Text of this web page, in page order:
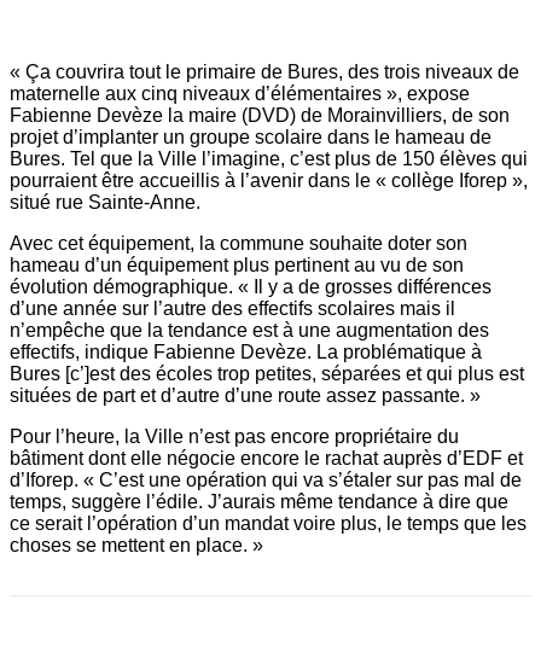
« Ça couvrira tout le primaire de Bures, des trois niveaux de
maternelle aux cinq niveaux d’élémentaires », expose
Fabienne Devèze la maire (DVD) de Morainvilliers, de son
projet d’implanter un groupe scolaire dans le hameau de
Bures. Tel que la Ville l’imagine, c’est plus de 150 élèves qui
pourraient être accueillis à l’avenir dans le « collège Iforep »,
situé rue Sainte-Anne.
Avec cet équipement, la commune souhaite doter son
hameau d’un équipement plus pertinent au vu de son
évolution démographique. « Il y a de grosses différences
d’une année sur l’autre des effectifs scolaires mais il
n’empêche que la tendance est à une augmentation des
effectifs, indique Fabienne Devèze. La problématique à
Bures [c’]est des écoles trop petites, séparées et qui plus est
situées de part et d’autre d’une route assez passante. »
Pour l’heure, la Ville n’est pas encore propriétaire du
bâtiment dont elle négocie encore le rachat auprès d’EDF et
d’Iforep. « C’est une opération qui va s’étaler sur pas mal de
temps, suggère l’édile. J’aurais même tendance à dire que
ce serait l’opération d’un mandat voire plus, le temps que les
choses se mettent en place. »